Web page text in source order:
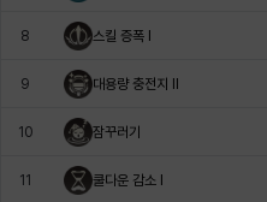
츠바메
코렐라인 크레이버
8 스킬 증폭 I
9 대용량 충전지 Il
10 잠꾸러기
11 쿨다운 감소 I